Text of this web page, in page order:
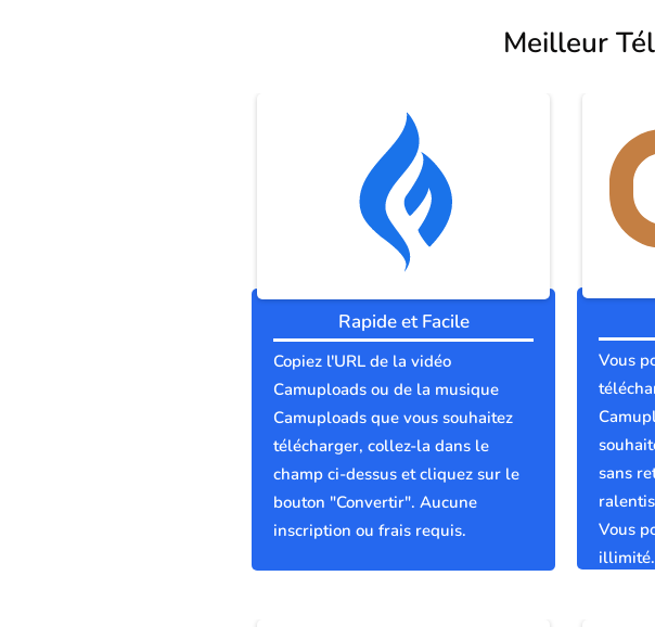
Meilleur
Rapide et Facile
Copiez l'URL de la vidéo
Camuploads ou de la musique
Camuploads que vous souhaitez
télécharger, collez-la dans le
champ ci-dessus et cliquez sur le
bouton "Convertir". Aucune
inscription ou frais requis.
Vous
sans
Vous